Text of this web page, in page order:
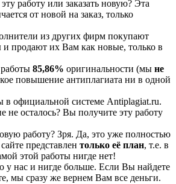
работу или заказать новую? Эта
от новой на заказ, только
из других фирм покупают
продают их Вам как новые, только в
85,86% оригинальности (мы не
повышение антиплагиата ни в одной
официальной системе Аntiplagiat.ru.
не осталось? Вы получите эту работу
работу? Зря. Да, это уже полностью
представлен только её план, т.е. в
этой работы нигде нет!
у нас и нигде больше. Если Вы найдете
мы сразу же вернем Вам все деньги.